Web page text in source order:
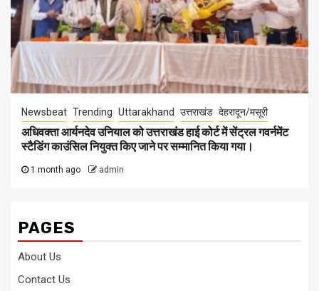
Newsbeat Trending Uttarakhand उत्तराखंड देहरादून/मसूरी
अधिवक्ता आर्यनदेव उनियाल को उत्तराखंड हाई कोर्ट में सेंट्रल गवर्नमेंट
स्टैडिंग काउंसिल नियुक्त किए जाने पर सम्मानित किया गया।
1 month ago admin
PAGES
About Us
Contact Us